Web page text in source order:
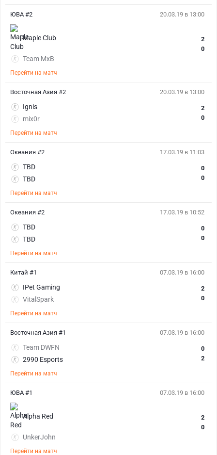
20.03.19 в 13:00
Maple Club
Team MxB
2
0
Перейти на матч
ЮВА #2
20.03.19 в 13:00
Ignis
mix0r
2
0
Перейти на матч
Восточная Азия #2
17.03.19 в 11:03
TBD
TBD
0
0
Перейти на матч
Океания #2
17.03.19 в 10:52
TBD
TBD
0
0
Перейти на матч
Океания #2
07.03.19 в 16:00
IPet Gaming
VitalSpark
2
0
Перейти на матч
Китай #1
07.03.19 в 16:00
Team DWFN
2990 Esports
0
2
Перейти на матч
Восточная Азия #1
07.03.19 в 16:00
Alpha Red
UnkerJohn
2
0
Перейти на матч
ЮВА #1